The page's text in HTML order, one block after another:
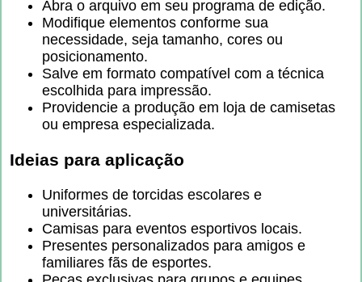
Abra o arquivo em seu programa de edição.
Modifique elementos conforme sua
necessidade, seja tamanho, cores ou
posicionamento.
Salve em formato compatível com a técnica
escolhida para impressão.
Providencie a produção em loja de camisetas
ou empresa especializada.
Ideias para aplicação
Uniformes de torcidas escolares e
universitárias.
Camisas para eventos esportivos locais.
Presentes personalizados para amigos e
familiares fãs de esportes.